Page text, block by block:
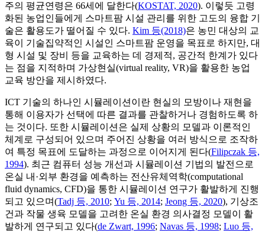
주의 평균연령은 66세에 달한다(KOSTAT, 2020). 이렇듯 고령
화된 농업인들에게 스마트팜 시설 관리를 위한 고도의 융합 기
술은 활용도가 떨어질 수 있다. Kim 등(2018)은 농민 대상의 교
육이 기술집약적인 시설인 스마트팜 운영을 목표로 하지만, 대
형 시설 및 장비 등을 교육하는 데 경제적, 공간적 한계가 있다
는 점을 지적하며 가상현실(virtual reality, VR)을 활용한 농업
교육 방안을 제시하였다.
ICT 기술의 하나인 시뮬레이션이란 현실의 모방이나 재현을
통해 이용자가 선택에 따른 결과를 관찰하거나 경험하도록 하
는 것이다. 또한 시뮬레이션은 실제 상황의 모델과 이론적인
체계로 구성되어 있으며 주어진 상황을 여러 방식으로 조작하
여 특정 목표에 도달하는 과정으로 이어지게 된다(Filipczak 등,
1994). 최근 컴퓨터 성능 개선과 시뮬레이션 기법의 발전으로
온실 내·외부 환경을 예측하는 전산유체역학(computational
fluid dynamics, CFD)을 통한 시뮬레이션 연구가 활발하게 진행
되고 있으며(Tadj 등, 2010; Yu 등, 2014; Jeong 등, 2020), 기상조
건과 작물 생육 모델을 고려한 온실 환경 의사결정 모델이 활
발하게 연구되고 있다(de Zwart, 1996; Navas 등, 1998; Luo 등,